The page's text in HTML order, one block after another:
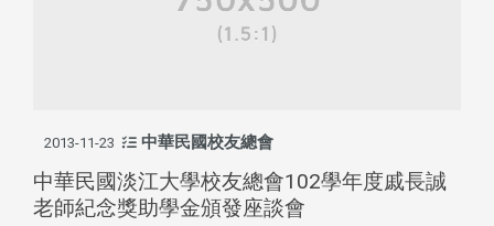
2013-11-23 中華民國校友總會
中華民國淡江大學校友總會102學年度戚長誠
老師紀念獎助學金頒發座談會